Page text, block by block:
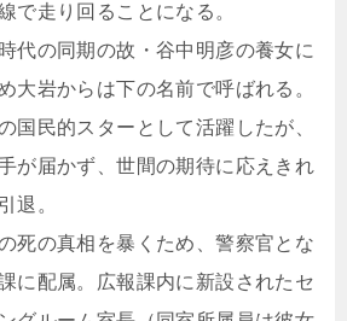
で走り回ることになる。
代の同期の故・谷中明彦の養女に
大岩からは下の名前で呼ばれる。
国民的スターとして活躍したが、
が届かず、世間の期待に応えきれ
退。
死の真相を暴くため、警察官とな
に配属。広報課内に新設されたセ